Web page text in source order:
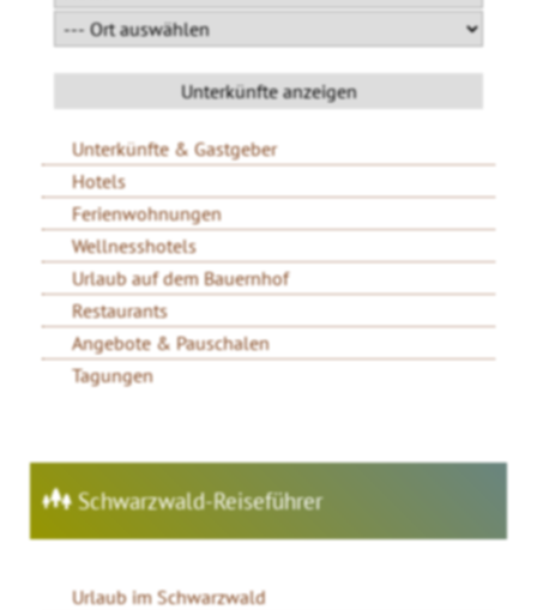
Unterkünfte & Gastgeber
Hotels
Ferienwohnungen
Wellnesshotels
Urlaub auf dem Bauernhof
Restaurants
Angebote & Pauschalen
Tagungen
Schwarzwald-Reiseführer
Urlaub im Schwarzwald